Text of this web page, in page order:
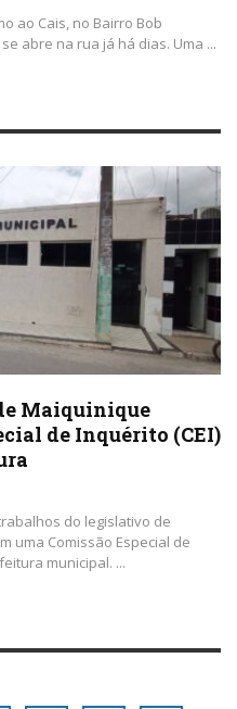
ao Cais, no Bairro Bob
abre na rua já há dias. Uma ...
Maiquinique
de Inquérito (CEI)
do legislativo de
uma Comissão Especial de
municipal. ...